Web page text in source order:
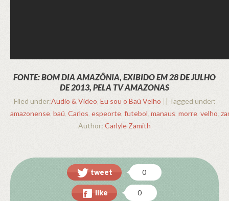
FONTE: BOM DIA AMAZÔNIA, EXIBIDO EM 28 DE JULHO
DE 2013, PELA TV AMAZONAS
Filed under:Audio & Video, Eu sou o Baú Velho || Tagged under:
amazonense, baú, Carlos, espeorte, futebol, manaus, morre velho,
Author: Carlyle Zamith
tweet 0
like 0